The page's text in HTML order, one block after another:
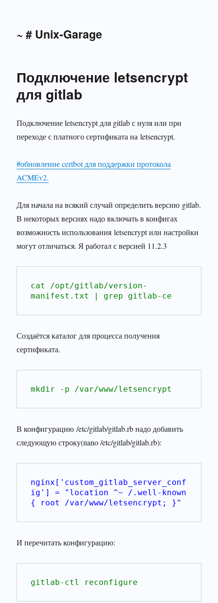
~ # Unix-Garage
Подключение letsencrypt
для gitlab
Подключение letsencrypt для gitlab с нуля или при
переходе с платного сертификата на letsencrypt.
#обновление certbot для поддержки протокола
ACMEv2.
Для начала на всякий случай определить версию gitlab.
В некоторых версиях надо включать в конфигах
возможность использования letsencrypt или настройки
могут отличаться. Я работал с версией 11.2.3
cat /opt/gitlab/version-
manifest.txt | grep gitlab-ce
Создаётся каталог для процесса получения
сертификата.
mkdir -p /var/www/letsencrypt
В конфигурацию /etc/gitlab/gitlab.rb надо добавить
следующую строку(nano /etc/gitlab/gitlab.rb):
nginx['custom_gitlab_server_conf
ig'] = "location ^~ /.well-known
{ root /var/www/letsencrypt; }"
И перечитать конфигурацию:
gitlab-ctl reconfigure